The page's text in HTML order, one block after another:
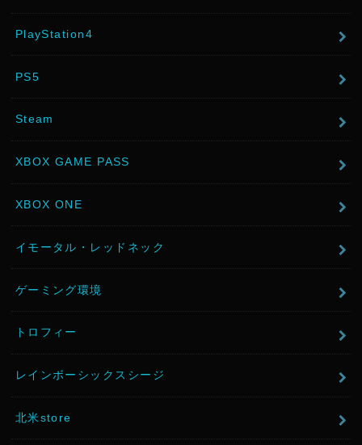
PlayStation4
PS5
Steam
XBOX GAME PASS
XBOX ONE
イモータル・レッドネック
ゲーミング環境
トロフィー
レインボーシックスシージ
北米store